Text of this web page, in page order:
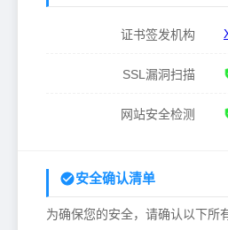
证书签发机构
SSL漏洞扫描
网站安全检测
安全确认清单
为确保您的安全，请确认以下所